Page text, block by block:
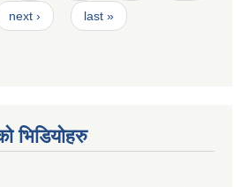
next › last »
भिडियोहरु